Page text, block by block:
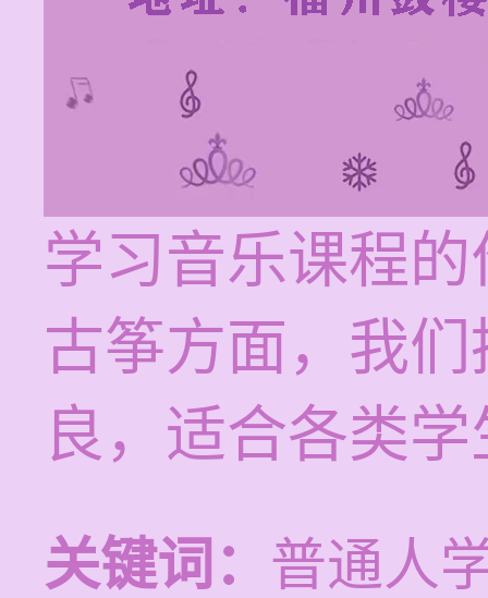
学习音乐课程
古筝方面，我们
良，适合各类
关键词： 普通人